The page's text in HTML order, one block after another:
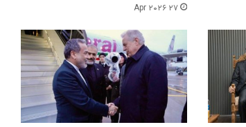
۲۷ Apr ۲۰۲۶